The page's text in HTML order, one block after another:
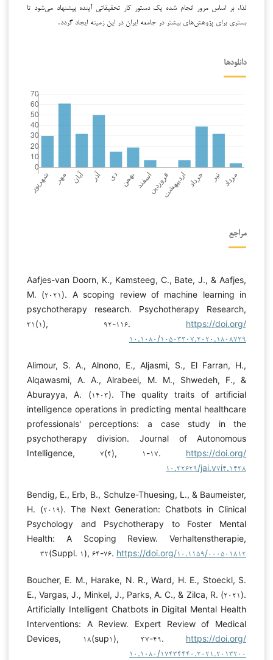
لذا، بر اساس مرور انجام شده یک دستور کار تحقیقاتی آینده پیشنهاد می‌شود تا
بستری برای پژوهش‌های بیشتر در جامعه ایران در این زمینه ایجاد گردد.
دانلودها
مراجع
Aafjes-van Doorn, K., Kamsteeg, C., Bate, J., & Aafjes,
M. (۲۰۲۱). A scoping review of machine learning in
psychotherapy research. Psychotherapy Research,
۳۱(۱), ۹۲-۱۱۶. https://doi.org/
۱۰.۱۰۸۰/۱۰۵۰۳۳۰۷.۲۰۲۰.۱۸۰۸۷۲۹
Alimour, S. A., Alnono, E., Aljasmi, S., El Farran, H.,
Alqawasmi, A. A., Alrabeei, M. M., Shwedeh, F., &
Aburayya, A. (۱۴۰۳). The quality traits of artificial
intelligence operations in predicting mental healthcare
professionals' perceptions: a case study in the
psychotherapy division. Journal of Autonomous
Intelligence, ۷(۴), ۱-۱۷. https://doi.org/
۱۰.۳۲۶۲۹/jai.v۷i۴.۱۴۳۸
Bendig, E., Erb, B., Schulze-Thuesing, L., & Baumeister,
H. (۲۰۱۹). The Next Generation: Chatbots in Clinical
Psychology and Psychotherapy to Foster Mental
Health: A Scoping Review. Verhaltenstherapie,
۳۲(Suppl. ۱), ۶۴-۷۶. https://doi.org/۱۰.۱۱۵۹/۰۰۰۵۰۱۸۱۲
Boucher, E. M., Harake, N. R., Ward, H. E., Stoeckl, S.
E., Vargas, J., Minkel, J., Parks, A. C., & Zilca, R. (۲۰۲۱).
Artificially Intelligent Chatbots in Digital Mental Health
Interventions: A Review. Expert Review of Medical
Devices, ۱۸(sup۱), ۳۷-۴۹. https://doi.org/
۱۰.۱۰۸۰/۱۷۴۳۴۴۴۰.۲۰۲۱.۲۰۱۳۲۰۰